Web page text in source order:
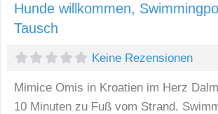
Hunde willkommen,
Tausch
Keine Rezensionen
Mimice Omis in Kroatien im Herz
10 Minuten zu Fuß vom Strand.